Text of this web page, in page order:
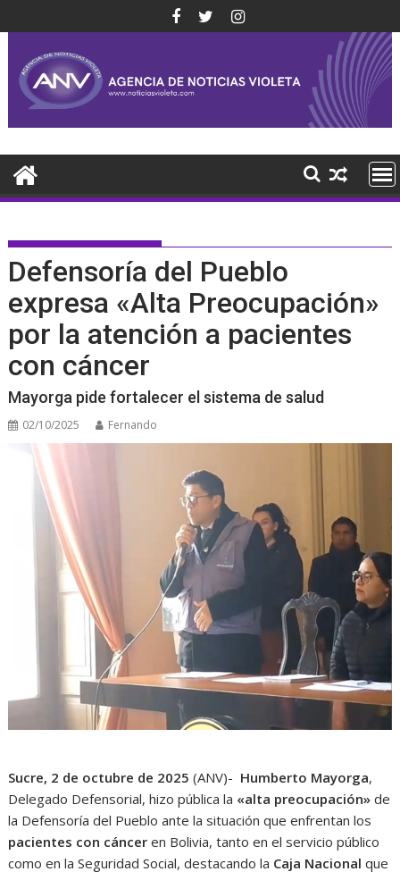
al
contenido
Defensoría del Pueblo
expresa «Alta Preocupación»
por la atención a pacientes
con cáncer
Mayorga pide fortalecer el sistema de salud
02/10/2025 Fernando
Sucre, 2 de octubre de 2025 (ANV)- Humberto Mayorga,
Delegado Defensorial, hizo pública la «alta preocupación» de
la Defensoría del Pueblo ante la situación que enfrentan los
pacientes con cáncer en Bolivia, tanto en el servicio público
como en la Seguridad Social, destacando la Caja Nacional que